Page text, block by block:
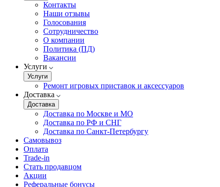
Контакты
Наши отзывы
Голосования
Сотрудничество
О компании
Политика (ПД)
Вакансии
Услуги
Услуги
Ремонт игровых приставок и аксессуаров
Доставка
Доставка
Доставка по Москве и МО
Доставка по РФ и СНГ
Доставка по Санкт-Петербургу
Самовывоз
Оплата
Trade-in
Стать продавцом
Акции
Реферальные бонусы